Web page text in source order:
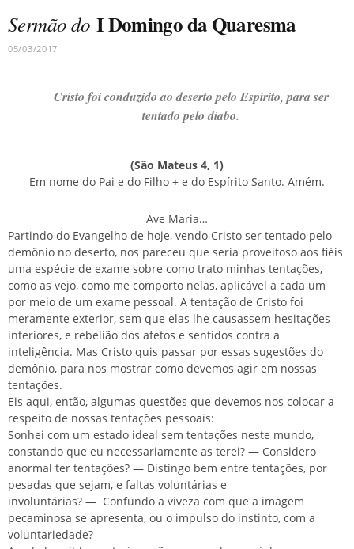
Sermão do I Domingo da Quaresma
05/03/2017
Cristo foi conduzido ao deserto pelo Espírito, para ser
tentado pelo diabo.
(São Mateus 4, 1)
Em nome do Pai e do Filho + e do Espírito Santo. Amém.
Ave Maria…
Partindo do Evangelho de hoje, vendo Cristo ser tentado pelo
demônio no deserto, nos pareceu que seria proveitoso aos fiéis
uma espécie de exame sobre como trato minhas tentações,
como as vejo, como me comporto nelas, aplicável a cada um
por meio de um exame pessoal. A tentação de Cristo foi
meramente exterior, sem que elas lhe causassem hesitações
interiores, e rebelião dos afetos e sentidos contra a
inteligência. Mas Cristo quis passar por essas sugestões do
demônio, para nos mostrar como devemos agir em nossas
tentações.
Eis aqui, então, algumas questões que devemos nos colocar a
respeito de nossas tentações pessoais:
Sonhei com um estado ideal sem tentações neste mundo,
constando que eu necessariamente as terei? ― Considero
anormal ter tentações? ― Distingo bem entre tentações, por
pesadas que sejam, e faltas voluntárias e
involuntárias? ― Confundo a viveza com que a imagem
pecaminosa se apresenta, ou o impulso do instinto, com a
voluntariedade?